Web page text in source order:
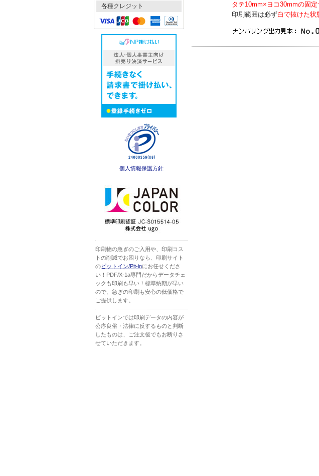
各種クレジット
個人情報保護方針
印刷物の急ぎのご入用や、印刷コス
トの削減でお困りなら、印刷サイト
のピットイン/Pit-inにお任せくださ
い！PDF/X-1a専門だからデータチェ
ックも印刷も早い！標準納期が早い
ので、急ぎの印刷も安心の低価格で
ご提供します。
ピットインでは印刷データの内容が
公序良俗・法律に反するものと判断
したものは、ご注文後でもお断りさ
せていただきます。
タテ10mm×ヨコ30mmの固定
印刷範囲は必ず白で抜けた状